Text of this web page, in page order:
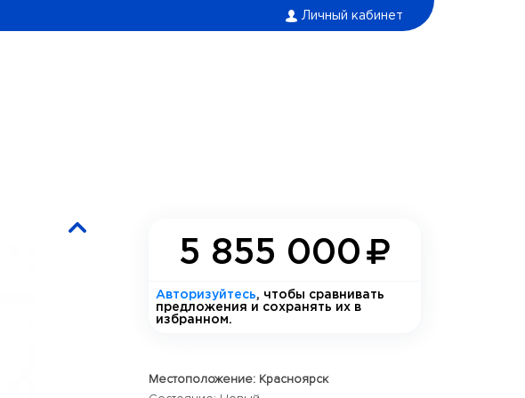
Личный кабинет
5 855 000
Авторизуйтесь, чтобы сравнивать
предложения и сохранять их в
избранном.
Местоположение: Красноярск